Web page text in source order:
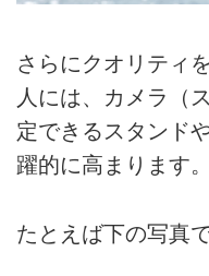
さらにクオリティ
人には、カメラ（
定できるスタンド
躍的に高まります。
たとえば下の写真